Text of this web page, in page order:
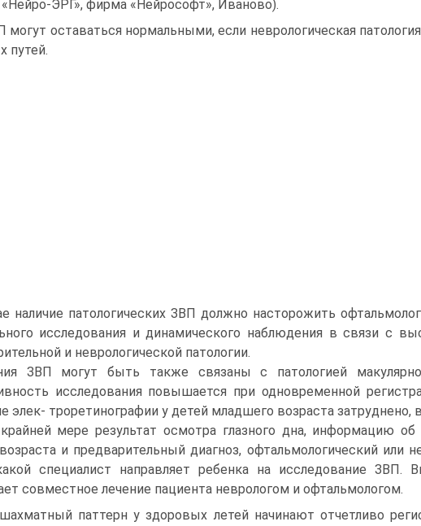
ЭРГ», фирма «Нейрософт», Иваново).
могут оставаться нормальными, если неврологическая
путей.
наличие патологических ЗВП должно насторожить
исследования и динамического наблюдения в связи с
и неврологической патологии.
ЗВП могут быть также связаны с патологией
исследования повышается при одновременной
элек- троретинографии у детей младшего возраста
мере результат осмотра глазного дна, информацию об
и предварительный диагноз, офтальмологический или
специалист направляет ребенка на исследование ЗВП.
совместное лечение пациента неврологом и офтальмологом.
паттерн у здоровых летей начинают отчетливо